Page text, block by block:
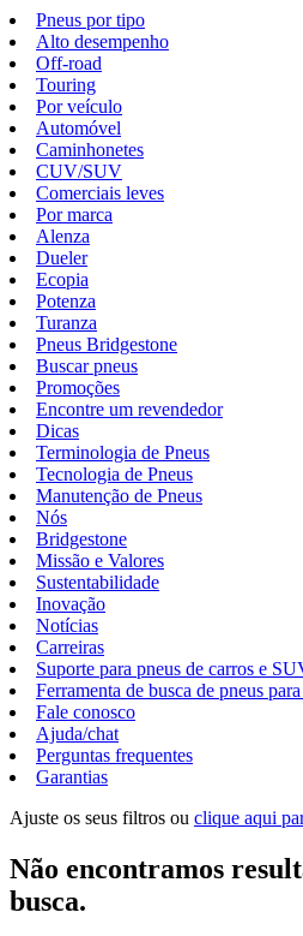
Pneus por tipo
Alto desempenho
Off-road
Touring
Por veículo
Automóvel
Caminhonetes
CUV/SUV
Comerciais leves
Por marca
Alenza
Dueler
Ecopia
Potenza
Turanza
Pneus Bridgestone
Buscar pneus
Promoções
Encontre um revendedor
Dicas
Terminologia de Pneus
Tecnologia de Pneus
Manutenção de Pneus
Nós
Bridgestone
Missão e Valores
Sustentabilidade
Inovação
Notícias
Carreiras
Suporte para pneus de carros e
Ferramenta de busca de pneus
Fale conosco
Ajuda/chat
Perguntas frequentes
Garantias
Ajuste os seus filtros ou clique aqui
Não encontramos
busca.